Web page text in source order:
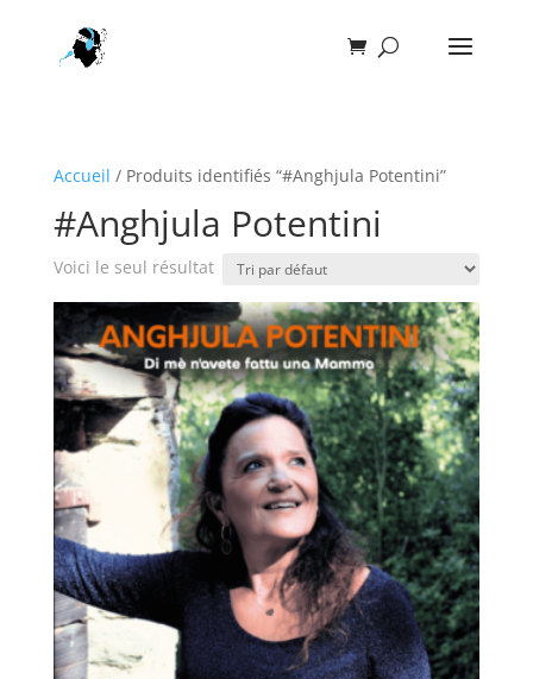
Accueil / Produits identifiés “#Anghjula Potentini”
#Anghjula Potentini
Voici le seul résultat